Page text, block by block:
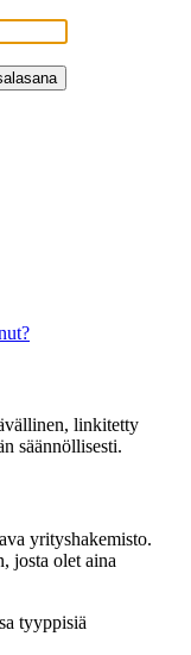
linkitetty
säännöllisesti.
yrityshakemisto.
josta olet aina
tyyppisiä